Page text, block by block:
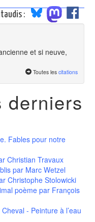
:
et si neuve,
Toutes les citations
derniers
Fables pour notre
Christian Travaux
par Marc Wetzel
Christophe Stolowicki
poème par François
- Peinture à l’eau